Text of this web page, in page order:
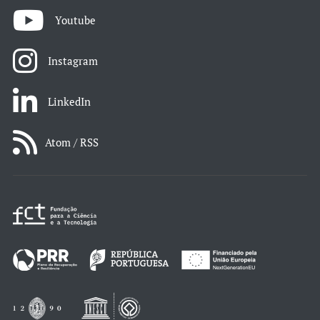
Youtube
Instagram
LinkedIn
Atom / RSS